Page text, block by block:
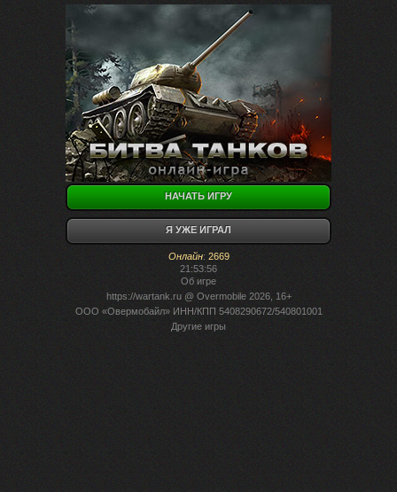
НАЧАТЬ ИГРУ
Я УЖЕ ИГРАЛ
Онлайн: 2669
21:53:56
Об игре
https://wartank.ru@ Overmobile 2026, 16+
ООО «Овермобайл» ИНН/КПП 5408290672/540801001
Другие игры